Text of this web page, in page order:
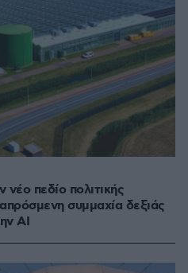
πεδίο πολιτικής
συμμαχία δεξιάς
AI